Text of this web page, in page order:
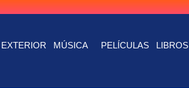
MÚSICA PELÍCULAS LIBROS